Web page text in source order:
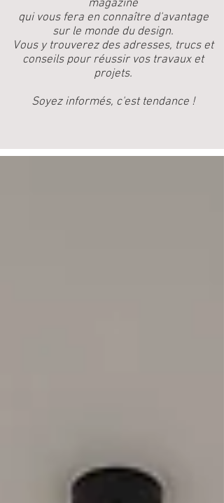
magazine
qui vous fera en connaître d'avantage
sur le monde du design.
Vous y trouverez des adresses, trucs et
conseils pour réussir vos travaux et
projets.
Soyez informés, c'est tendance !